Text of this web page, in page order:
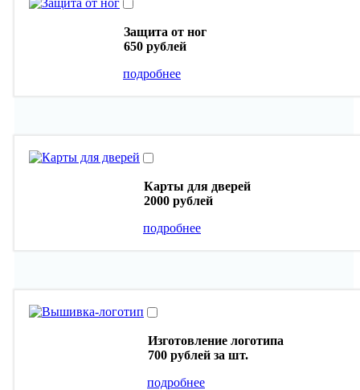
Защита от ног
650 рублей
подробнее
Карты для дверей
2000 рублей
подробнее
Изготовление логотипа
700 рублей за шт.
подробнее